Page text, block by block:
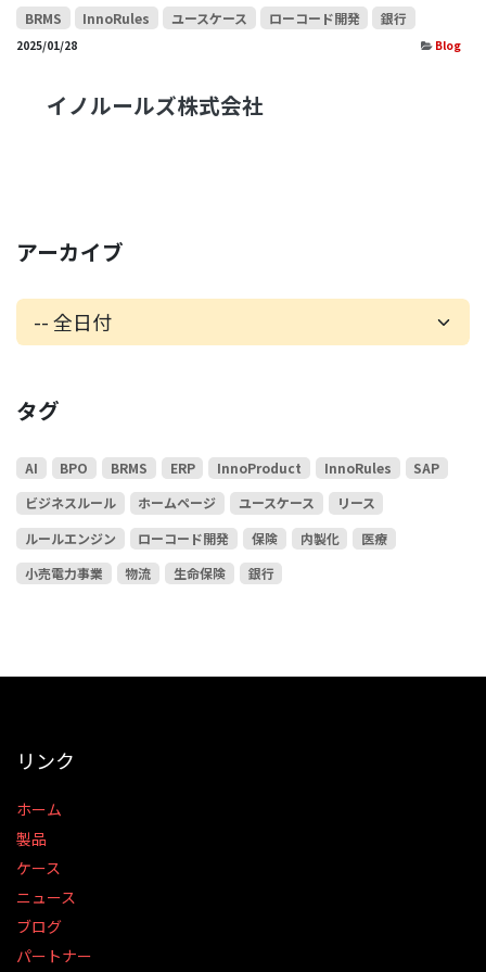
BRMS InnoRules ユースケース ローコード開発 銀行
2025/01/28 Blog
イノルー​ルズ株式会社
アーカイブ
タグ
AI BPO BRMS ERP InnoProduct InnoRules
SAP
ビジネスルール
ホームページ ユースケース
リース
ルールエンジン
ローコード開発 保険 内製化
医療
小売電力事業
物流 生命保険 銀行
リンク
ホーム
製品
ケース
ニュース
ブログ
パートナー